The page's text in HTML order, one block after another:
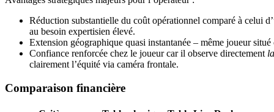
Réduction substantielle du coût opérationnel comparé à celui
au besoin expertisien élevé.
Extension géographique quasi instantanée – même joueur
Confiance renforcée chez le joueur car il observe directement
clairement l’équité via caméra frontale.
Comparaison financière